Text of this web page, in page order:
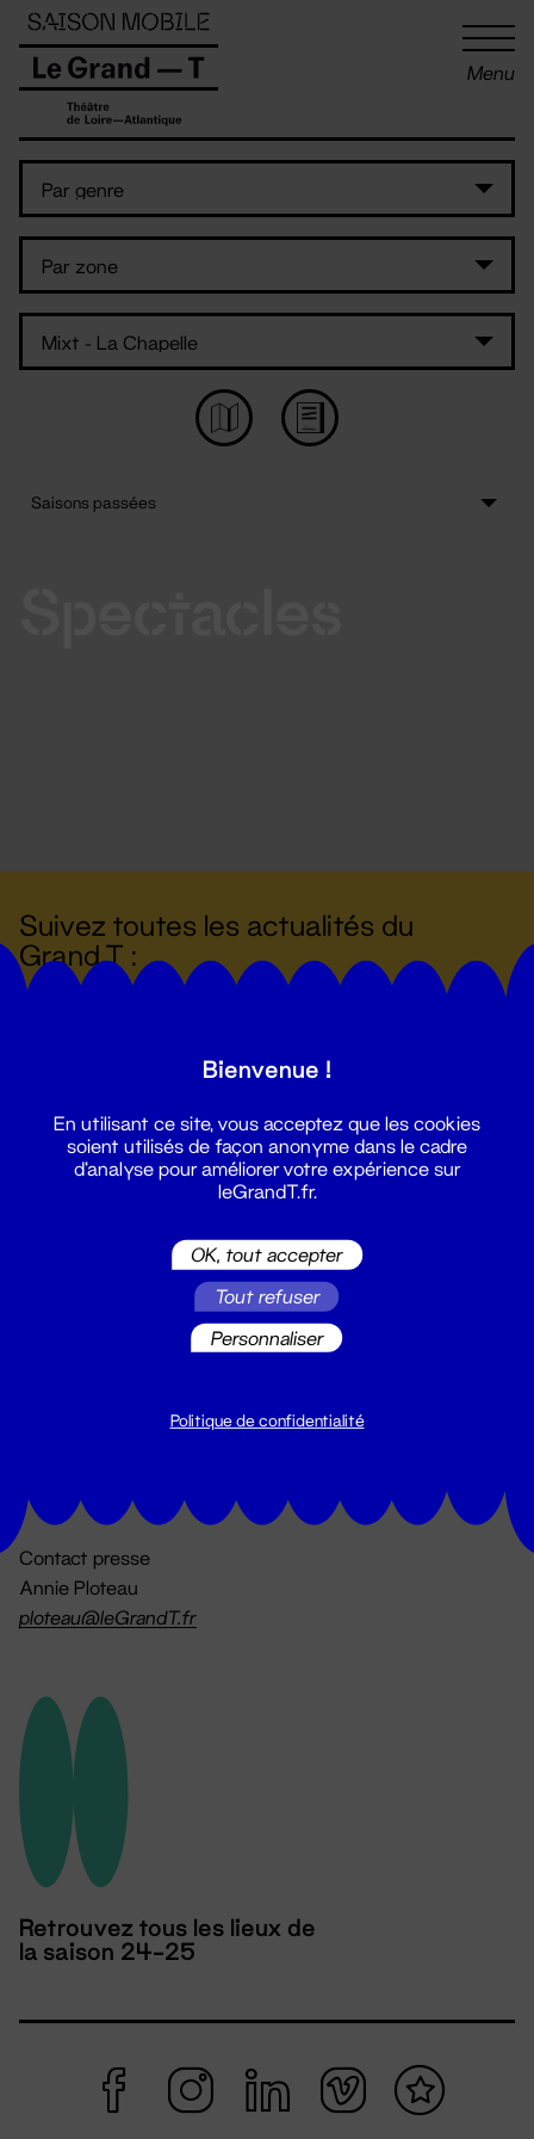
Menu
Suivez toutes les actualités du
Grand T :
billetterie@leGrandT.fr
Contact presse
Annie Ploteau
ploteau@leGrandT.fr
Retrouvez tous les lieux de
la saison 24-25
Panneau de gestion des cookies
Bienvenue !
En utilisant ce site, vous acceptez que les cookies
soient utilisés de façon anonyme dans le cadre
d'analyse pour améliorer votre expérience sur
leGrandT.fr.
OK, tout accepter
Tout refuser
Personnaliser
Politique de confidentialité